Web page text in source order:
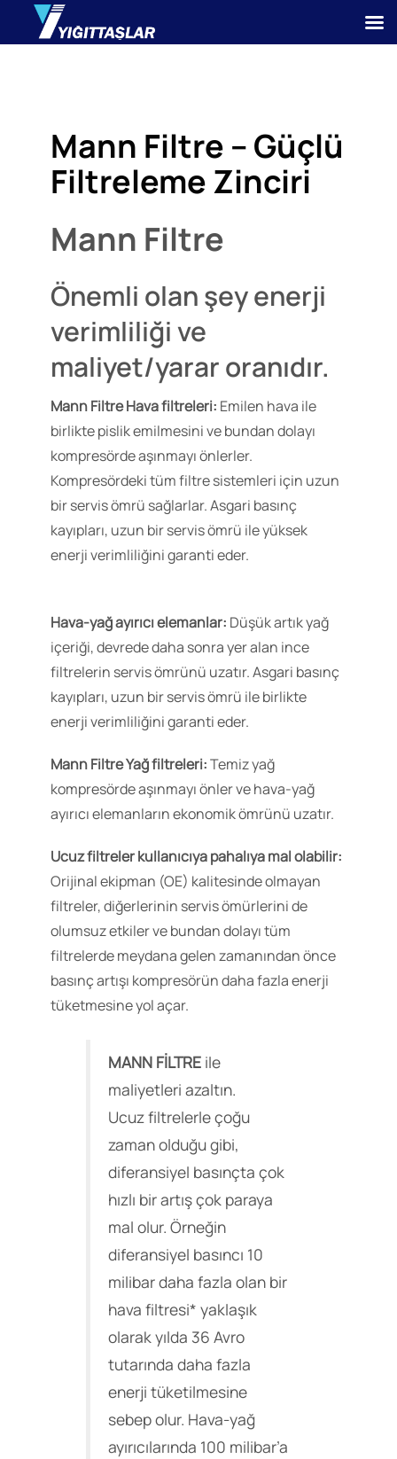
Mann Filtre – Güçlü
Filtreleme Zinciri
Mann Filtre
Önemli olan şey enerji
verimliliği ve
maliyet/yarar oranıdır.
Mann Filtre Hava filtreleri: Emilen hava ile
birlikte pislik emilmesini ve bundan dolayı
kompresörde aşınmayı önlerler.
Kompresördeki tüm filtre sistemleri için uzun
bir servis ömrü sağlarlar. Asgari basınç
kayıpları, uzun bir servis ömrü ile yüksek
enerji verimliliğini garanti eder.
Hava-yağ ayırıcı elemanlar: Düşük artık yağ
içeriği, devrede daha sonra yer alan ince
filtrelerin servis ömrünü uzatır. Asgari basınç
kayıpları, uzun bir servis ömrü ile birlikte
enerji verimliliğini garanti eder.
Mann Filtre Yağ filtreleri:Temiz yağ
kompresörde aşınmayı önler ve hava-yağ
ayırıcı elemanların ekonomik ömrünü uzatır.
Ucuz filtreler kullanıcıya pahalıya mal olabilir:
Orijinal ekipman (OE) kalitesinde olmayan
filtreler, diğerlerinin servis ömürlerini de
olumsuz etkiler ve bundan dolayı tüm
filtrelerde meydana gelen zamanından önce
basınç artışı kompresörün daha fazla enerji
tüketmesine yol açar.
MANN FİLTRE ile
maliyetleri azaltın.
Ucuz filtrelerle çoğu
zaman olduğu gibi,
diferansiyel basınçta çok
hızlı bir artış çok paraya
mal olur. Örneğin
diferansiyel basıncı 10
milibar daha fazla olan bir
hava filtresi* yaklaşık
olarak yılda 36 Avro
tutarında daha fazla
enerji tüketilmesine
sebep olur. Hava-yağ
ayırıcılarında 100 milibar’a